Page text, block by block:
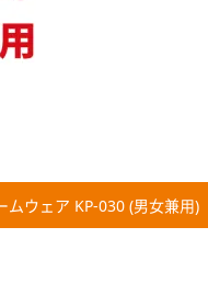
ムウェア KP-030 (男女兼用)